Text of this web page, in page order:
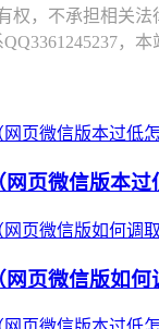
权，不承担相关法
，本
页微信版本过
页微信版如何